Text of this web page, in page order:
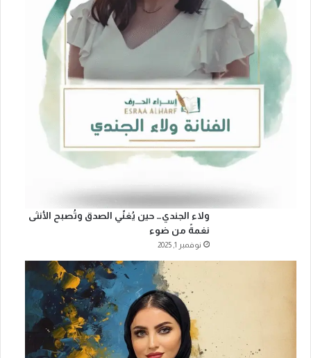
ولاء الجندي… حين يُغنّي الصدق وتُصبح الأنثى
نغمةً من ضوء
نوفمبر 1, 2025